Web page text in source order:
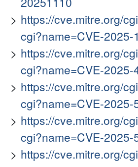
https://cve.mitre.org/
cgi?name=CVE-2025-
https://cve.mitre.org/
cgi?name=CVE-2025-
https://cve.mitre.org/
cgi?name=CVE-2025-
https://cve.mitre.org/
cgi?name=CVE-2025-
https://cve.mitre.org/